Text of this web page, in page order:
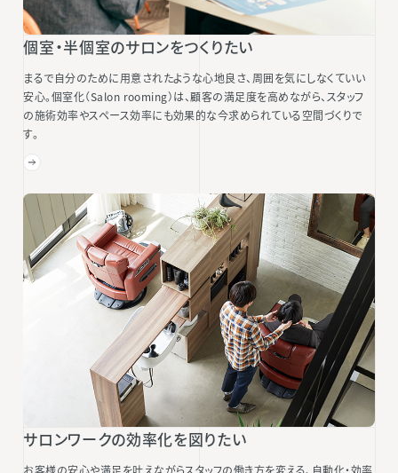
個室・半個室のサロンをつくりたい
まるで自分のために用意されたような心地良さ、周囲を気にしなくていい
安心。個室化（Salon rooming）は、顧客の満足度を高めながら、スタッフ
の施術効率やスペース効率にも効果的な今求められている空間づくりで
す。
サロンワークの効率化を図りたい